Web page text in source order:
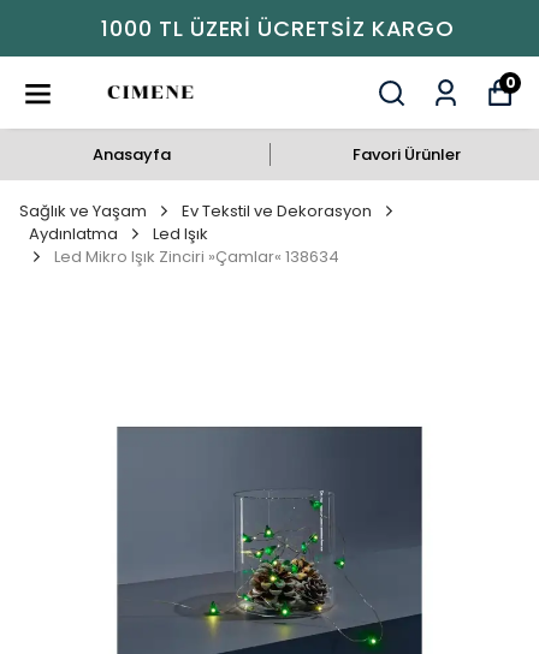
1000 TL ÜZERI ÜCRETSIZ KARGO
0
Anasayfa Favori Ürünler
Sağlık ve Yaşam
Ev Tekstil ve Dekorasyon
Aydınlatma
Led Işık
Led Mikro Işık Zinciri »Çamlar« 138634